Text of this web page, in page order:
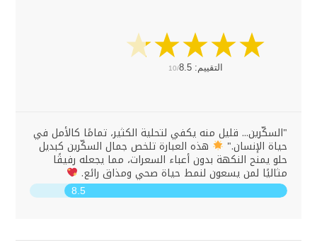
التقييم: 10/8.5
"السكّرين... قليل منه يكفي لتحلية الكثير، تمامًا كالأمل في
حياة الإنسان." هذه العبارة تلخص جمال السكّرين كبديل
حلو يمنح النكهة بدون أعباء السعرات، مما يجعله رفيقًا
مثاليًا لمن يسعون لنمط حياة صحي ومذاق رائع.
8.5